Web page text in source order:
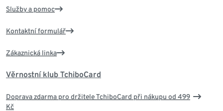
Služby a pomoc
Kontaktní formulář
Zákaznická linka
Věrnostní klub TchiboCard
Doprava zdarma pro držitele TchiboCard při nákupu od 499
Kč